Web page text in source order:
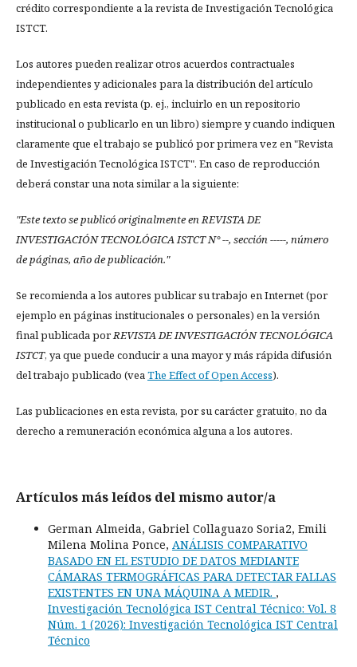
crédito correspondiente a la revista de Investigación Tecnológica
ISTCT.
Los autores pueden realizar otros acuerdos contractuales
independientes y adicionales para la distribución del artículo
publicado en esta revista (p. ej., incluirlo en un repositorio
institucional o publicarlo en un libro) siempre y cuando indiquen
claramente que el trabajo se publicó por primera vez en "Revista
de Investigación Tecnológica ISTCT". En caso de reproducción
deberá constar una nota similar a la siguiente:
"Este texto se publicó originalmente en REVISTA DE
INVESTIGACIÓN TECNOLÓGICA ISTCT N° --, sección -----, número
de páginas, año de publicación."
Se recomienda a los autores publicar su trabajo en Internet (por
ejemplo en páginas institucionales o personales) en la versión
final publicada porREVISTA DE INVESTIGACIÓN TECNOLÓGICA
ISTCT, ya que puede conducir a una mayor y más rápida difusión
del trabajo publicado (veaThe Effect of Open Access).
Las publicaciones en esta revista, por su carácter gratuito, no da
derecho a remuneración económica alguna a los autores.
Artículos más leídos del mismo autor/a
German Almeida, Gabriel Collaguazo Soria2, Emili
Milena Molina Ponce, ANÁLISIS COMPARATIVO
BASADO EN EL ESTUDIO DE DATOS MEDIANTE
CÁMARAS TERMOGRÁFICAS PARA DETECTAR FALLAS
EXISTENTES EN UNA MÁQUINA A MEDIR. ,
Investigación Tecnológica IST Central Técnico: Vol. 8
Núm. 1 (2026): Investigación Tecnológica IST Central
Técnico